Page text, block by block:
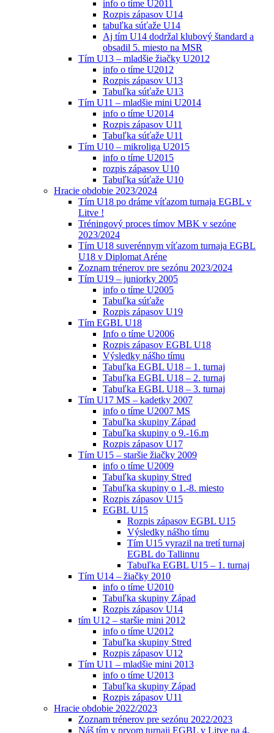
info o tíme U2011
Rozpis zápasov U14
tabuľka súťaže U14
Aj tím U14 dodržal klubový štandard a
obsadil 5. miesto na MSR
Tím U13 – mladšie žiačky U2012
info o tíme U2012
Rozpis zápasov U13
Tabuľka súťaže U13
Tím U11 – mladšie mini U2014
info o tíme U2014
Rozpis zápasov U11
Tabuľka súťaže U11
Tím U10 – mikroliga U2015
info o tíme U2015
rozpis zápasov U10
Tabuľka súťaže U10
Hracie obdobie 2023/2024
Tím U18 po dráme víťazom turnaja EGBL v
Litve !
Tréningový proces tímov MBK v sezóne
2023/2024
Tím U18 suverénnym víťazom turnaja EGBL
U18 v Diplomat Aréne
Zoznam trénerov pre sezónu 2023/2024
Tím U19 – juniorky 2005
info o tíme U2005
Tabuľka súťaže
Rozpis zápasov U19
Tím EGBL U18
Info o tíme U2006
Rozpis zápasov EGBL U18
Výsledky nášho tímu
Tabuľka EGBL U18 – 1. turnaj
Tabuľka EGBL U18 – 2. turnaj
Tabuľka EGBL U18 – 3. turnaj
Tím U17 MS – kadetky 2007
info o tíme U2007 MS
Tabuľka skupiny Západ
Tabuľka skupiny o 9.-16.m
Rozpis zápasov U17
Tím U15 – staršie žiačky 2009
info o tíme U2009
Tabuľka skupiny Stred
Tabuľka skupiny o 1.-8. miesto
Rozpis zápasov U15
EGBL U15
Rozpis zápasov EGBL U15
Výsledky nášho tímu
Tím U15 vyrazil na tretí turnaj
EGBL do Tallinnu
Tabuľka EGBL U15 – 1. turnaj
Tím U14 – žiačky 2010
info o tíme U2010
Tabuľka skupiny Západ
Rozpis zápasov U14
tím U12 – staršie mini 2012
info o tíme U2012
Tabuľka skupiny Stred
Rozpis zápasov U12
Tím U11 – mladšie mini 2013
info o tíme U2013
Tabuľka skupiny Západ
Rozpis zápasov U11
Hracie obdobie 2022/2023
Zoznam trénerov pre sezónu 2022/2023
Náš tím v prvom turnaji EGBL v Litve na 4.